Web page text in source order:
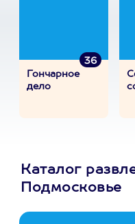
36
Гончарное
дело
Каталог
Подмосковье